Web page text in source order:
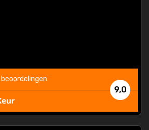
9,0
beoordelingen